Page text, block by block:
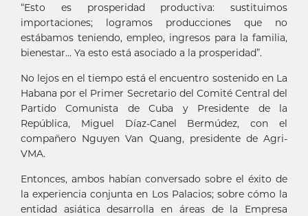
“Esto es prosperidad productiva: sustituimos
importaciones; logramos producciones que no
estábamos teniendo, empleo, ingresos para la familia,
bienestar… Ya esto está asociado a la prosperidad”.
No lejos en el tiempo está el encuentro sostenido en La
Habana por el Primer Secretario del Comité Central del
Partido Comunista de Cuba y Presidente de la
República, Miguel Díaz-Canel Bermúdez, con el
compañero Nguyen Van Quang, presidente de Agri-
VMA.
Entonces, ambos habían conversado sobre el éxito de
la experiencia conjunta en Los Palacios; sobre cómo la
entidad asiática desarrolla en áreas de la Empresa